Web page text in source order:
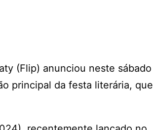
(Flip) anunciou neste sábado
principal da festa literária, que